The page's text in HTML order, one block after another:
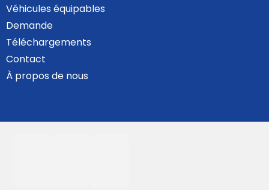
Véhicules équipables
Demande
Téléchargements
Contact
À propos de nous